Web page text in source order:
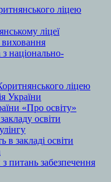
ліцею
ліцеї
виховання
національно-
ліцею
України
«Про освіту»
освіти
в закладі освіти
питань забезпечення